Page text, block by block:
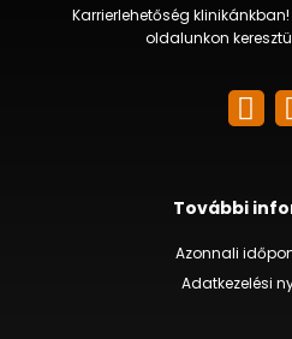
Karrierlehetőség
oldalunkon
További
Azonnali
Adatkezelési